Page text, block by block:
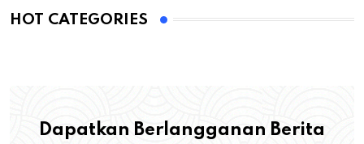
HOT CATEGORIES
Dapatkan Berlangganan Berita